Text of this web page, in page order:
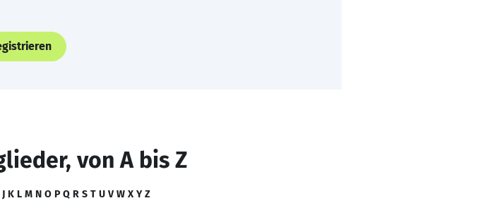
von A bis Z
J K L M N O P Q R S T U V W X Y Z